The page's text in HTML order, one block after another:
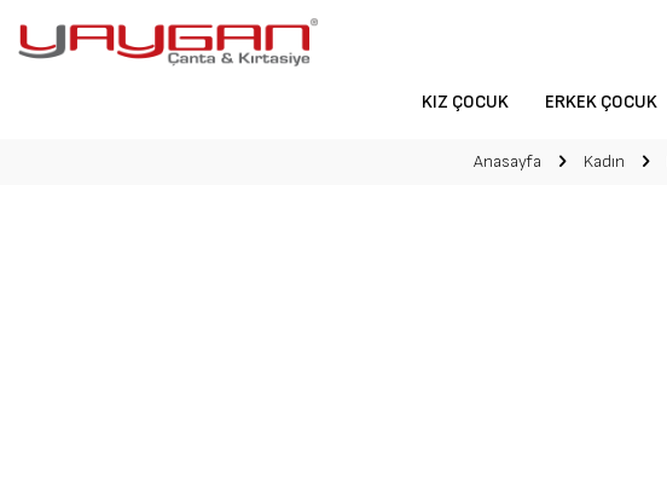
KIZ ÇOCUK ERKEK ÇOCUK
Anasayfa Kadın